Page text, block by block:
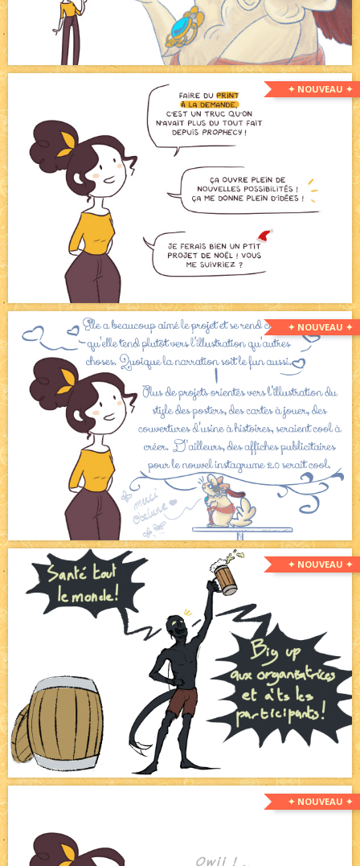
✦ NOUVEAU ✦
✦ NOUVEAU ✦
✦ NOUVEAU ✦
✦ NOUVEAU ✦